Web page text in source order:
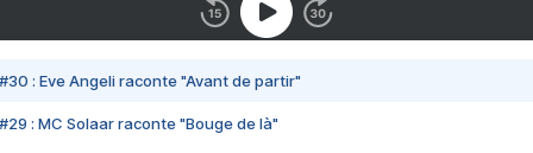
#30 : Eve Angeli raconte "Avant de partir"
#29 : MC Solaar raconte "Bouge de là"